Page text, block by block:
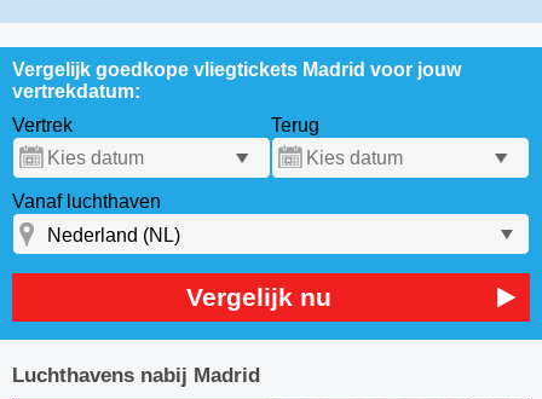
Vergelijk goedkope vliegtickets Madrid voor jouw
vertrekdatum:
Vertrek
Terug
Vanaf luchthaven
Vergelijk nu
Luchthavens nabij Madrid